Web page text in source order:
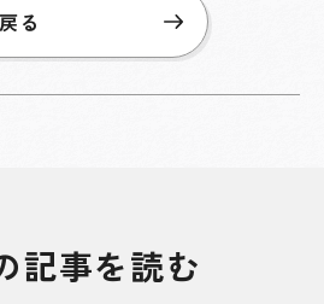
る
記事を読む